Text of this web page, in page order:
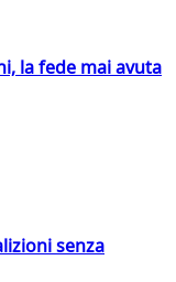
la fede mai avuta
senza